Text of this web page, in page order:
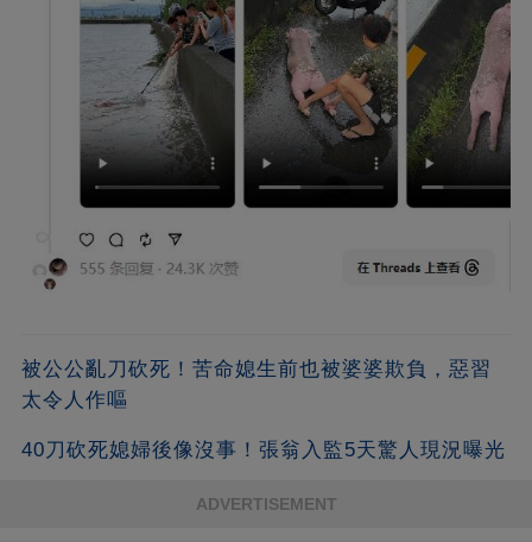
被公公亂刀砍死！苦命媳生前也被婆婆欺負，惡習
太令人作嘔
40刀砍死媳婦後像沒事！張翁入監5天驚人現況曝光
ADVERTISEMENT